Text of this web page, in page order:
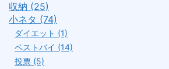
収納 (25)
小ネタ (74)
ダイエット (1)
ベストバイ (14)
投票 (5)